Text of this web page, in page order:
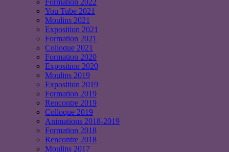
Formation 2022
You Tube 2021
Moulins 2021
Exposition 2021
Formation 2021
Colloque 2021
Formation 2020
Exposition 2020
Moulins 2019
Exposition 2019
Formation 2019
Rencontre 2019
Colloque 2019
Animations 2018-2019
Formation 2018
Rencontre 2018
Moulins 2017